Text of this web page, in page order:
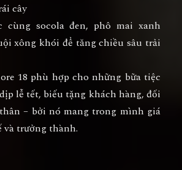
cây
cùng socola đen, phô mai xanh
xông khói để tăng chiều sâu trải
18 phù hợp cho những bữa tiệc
lễ tết, biếu tặng khách hàng, đối
– bởi nó mang trong mình giá
trưởng thành.